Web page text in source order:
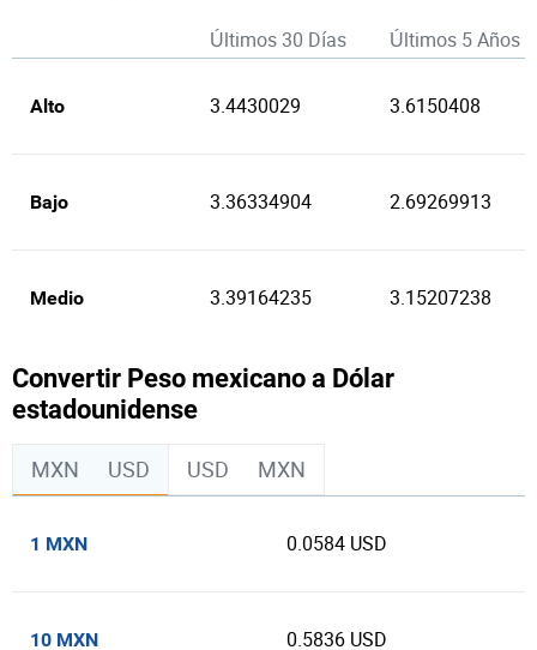
Últimos 30 Días Últimos 5 Años
Alto 3.4430029 3.6150408
Bajo 3.36334904 2.69269913
Medio 3.39164235 3.15207238
Convertir Peso mexicano a Dólar
estadounidense
MXN USD USD MXN
1 MXN 0.0584 USD
10 MXN 0.5836 USD